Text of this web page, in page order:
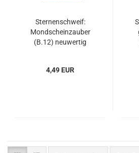
Sternenschweif:
Mondscheinzauber
(B.12) neuwertig
4,49 EUR